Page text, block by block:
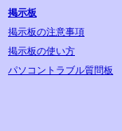
掲示板
掲示板の注意事項
掲示板の使い方
パソコントラブル質問板